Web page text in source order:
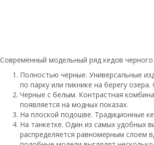
Современный модельный ряд кедов
Полностью черные. Универсальные
по парку или пикнике на берегу
Черные с белым. Контрастная
появляется на модных показах.
На плоской подошве. Традиционные
На танкетке. Один из самых удобных
распределяется равномерным слоем